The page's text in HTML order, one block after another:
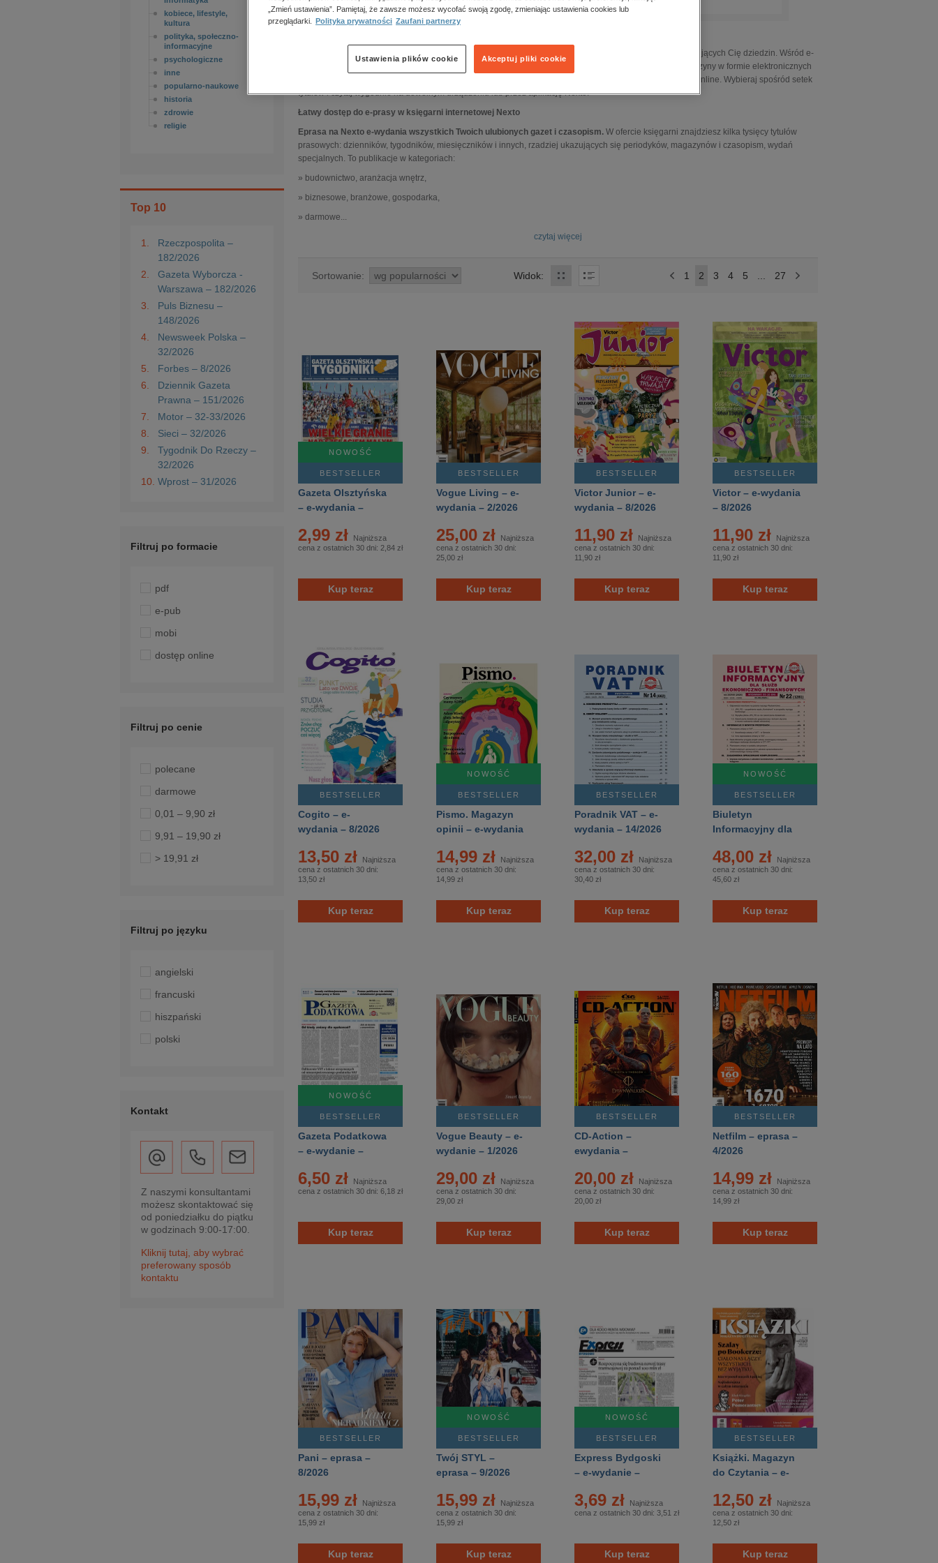
Śledź najnowsze wydarzenia, bądź na bieżąco z polityką lub poznawaj najciekawsze informacje z interesujących Cię dziedzin. Wśród e-
prasy w księgarni internetowej Nexto znajdziesz zarówno dzienniki, tygodniki, czy miesięczniki, jak i magazyny w formie elektronicznych
wydań. Kupuj prasę elektroniczną i zyskuj do niej wygodny dostęp w wielu formatach lub poprzez dostęp online. Wybieraj spośród setek
tytułów i czytaj wygodnie na dowolnym urządzeniu lub przez aplikację Nexto.
Łatwy dostęp do e-prasy w księgarni internetowej Nexto
Eprasa na Nexto e-wydania wszystkich Twoich ulubionych gazet i czasopism. W ofercie księgarni znajdziesz kilka tysięcy tytułów
prasowych: dzienników, tygodników, miesięczników i innych, rzadziej ukazujących się periodyków, magazynów i czasopism, wydań
specjalnych. To publikacje w kategoriach:
» budownictwo, aranżacja wnętrz,
» biznesowe, branżowe, gospodarka,
» darmowe
czytaj więcej
Sortowanie: Widok: < 1 2 3 4 5 27 >
NOWOŚĆ
BESTSELLER
Gazeta Olsztyńska
– e-wydania –
2,99 zł
Najniższa
cena z ostatnich 30 dni: 2,84 zł
Kup teraz
BESTSELLER
Vogue Living – e-
wydania – 2/2026
25,00 zł
Najniższa
cena z ostatnich 30 dni:
25,00 zł
Kup teraz
BESTSELLER
Victor Junior – e-
wydania – 8/2026
11,90 zł
Najniższa
cena z ostatnich 30 dni:
11,90 zł
Kup teraz
BESTSELLER
Victor – e-wydania
– 8/2026
11,90 zł
Najniższa
cena z ostatnich 30 dni:
11,90 zł
Kup teraz
BESTSELLER
Cogito – e-
wydania – 8/2026
13,50 zł
Najniższa
cena z ostatnich 30 dni:
13,50 zł
Kup teraz
NOWOŚĆ
BESTSELLER
Pismo. Magazyn
opinii – e-wydania
14,99 zł
Najniższa
cena z ostatnich 30 dni:
14,99 zł
Kup teraz
BESTSELLER
Poradnik VAT – e-
wydania – 14/2026
32,00 zł
Najniższa
cena z ostatnich 30 dni:
30,40 zł
Kup teraz
NOWOŚĆ
BESTSELLER
Biuletyn
Informacyjny dla
Ekonomiczno-
Finansowych – e-
wydania – 22/2026
48,00 zł
Najniższa
cena z ostatnich 30 dni:
45,60 zł
Kup teraz
NOWOŚĆ
BESTSELLER
Gazeta Podatkowa
– e-wydanie –
6,50 zł
Najniższa
cena z ostatnich 30 dni: 6,18 zł
Kup teraz
BESTSELLER
Vogue Beauty – e-
wydanie – 1/2026
29,00 zł
Najniższa
cena z ostatnich 30 dni:
29,00 zł
Kup teraz
BESTSELLER
CD-Action –
ewydania –
20,00 zł
Najniższa
cena z ostatnich 30 dni:
20,00 zł
Kup teraz
BESTSELLER
Netfilm – eprasa –
4/2026
14,99 zł
Najniższa
cena z ostatnich 30 dni:
14,99 zł
Kup teraz
BESTSELLER
Pani – eprasa –
8/2026
15,99 zł
Najniższa
cena z ostatnich 30 dni:
15,99 zł
Kup teraz
NOWOŚĆ
BESTSELLER
Twój STYL –
eprasa – 9/2026
15,99 zł
Najniższa
cena z ostatnich 30 dni:
15,99 zł
Kup teraz
NOWOŚĆ
BESTSELLER
Express Bydgoski
– e-wydanie –
3,69 zł
Najniższa
cena z ostatnich 30 dni: 3,51 zł
Kup teraz
BESTSELLER
Książki. Magazyn
do Czytania – e-
12,50 zł
Najniższa
cena z ostatnich 30 dni:
12,50 zł
Kup teraz
kobiece, lifestyle,
kultura
polityka, społeczno-
informacyjne
psychologiczne
inne
popularno-naukowe
historia
zdrowie
religie
Top 10
1.
Rzeczpospolita –
182/2026
2.
Gazeta Wyborcza -
Warszawa – 182/2026
3.
Puls Biznesu –
148/2026
4.
Newsweek Polska –
32/2026
5.
Forbes – 8/2026
6.
Dziennik Gazeta
Prawna – 151/2026
7.
Motor – 32-33/2026
8.
Sieci – 32/2026
9.
Tygodnik Do Rzeczy –
32/2026
10. Wprost – 31/2026
Filtruj po formacie
pdf
e-pub
mobi
dostęp online
Filtruj po cenie
polecane
darmowe
0,01 – 9,90 zł
9,91 – 19,90 zł
> 19,91 zł
Filtruj po języku
angielski
francuski
hiszpański
polski
Kontakt
Z naszymi konsultantami
możesz skontaktować się
od poniedziałku do piątku
w godzinach 9:00-17:00.
Kliknij tutaj, aby wybrać
preferowany sposób
kontaktu
„Zmień ustawienia”. Pamiętaj, że zawsze możesz wycofać swoją zgodę, zmieniając ustawienia cookies lub
przeglądarki.
Polityka prywatności Zaufani partnerzy
Akceptuj pliki cookie
Ustawienia plików cookie